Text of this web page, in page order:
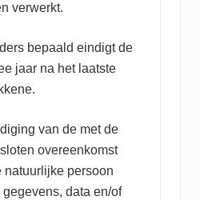
verwerkt.
bepaald eindigt de
jaar na het laatste
van de met de
overeenkomst
natuurlijke persoon
data en/of